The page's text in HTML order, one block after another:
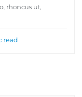
rhoncus ut,
read